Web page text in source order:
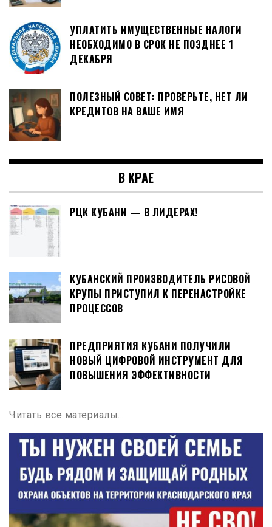
УПЛАТИТЬ ИМУЩЕСТВЕННЫЕ НАЛОГИ
НЕОБХОДИМО В СРОК НЕ ПОЗДНЕЕ 1
ДЕКАБРЯ
ПОЛЕЗНЫЙ СОВЕТ: ПРОВЕРЬТЕ, НЕТ ЛИ
КРЕДИТОВ НА ВАШЕ ИМЯ
В КРАЕ
РЦК КУБАНИ — В ЛИДЕРАХ!
КУБАНСКИЙ ПРОИЗВОДИТЕЛЬ РИСОВОЙ
КРУПЫ ПРИСТУПИЛ К ПЕРЕНАСТРОЙКЕ
ПРОЦЕССОВ
ПРЕДПРИЯТИЯ КУБАНИ ПОЛУЧИЛИ
НОВЫЙ ЦИФРОВОЙ ИНСТРУМЕНТ ДЛЯ
ПОВЫШЕНИЯ ЭФФЕКТИВНОСТИ
Читать все материалы…